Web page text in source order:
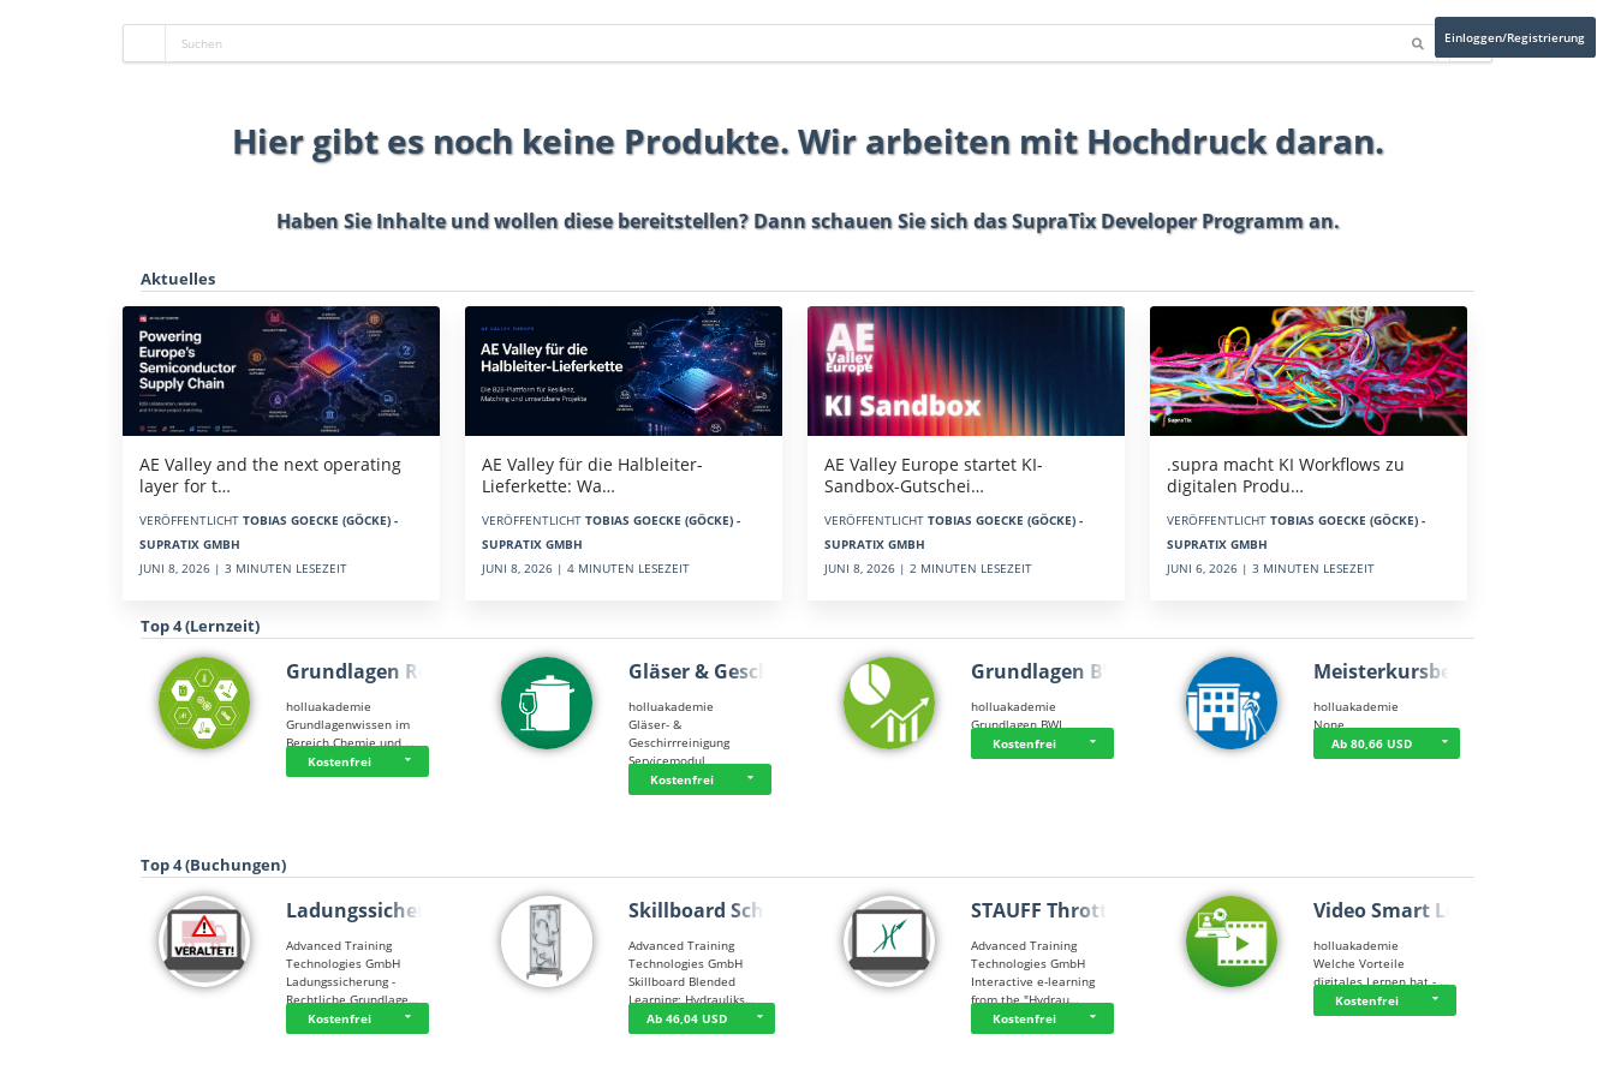
Einloggen/Registrierung
Hier gibt es noch keine Produkte. Wir arbeiten mit Hochdruck daran.
Haben Sie Inhalte und wollen diese bereitstellen? Dann schauen Sie sich dasSupraTix Developer Programman.
Aktuelles
AE Valley and the next operating
layer for t…
VERÖFFENTLICHT TOBIAS GOECKE (GÖCKE) -
SUPRATIX GMBH
JUNI 8, 2026 | 3 MINUTEN LESEZEIT
AE Valley für die Halbleiter-
Lieferkette: Wa…
VERÖFFENTLICHT TOBIAS GOECKE (GÖCKE) -
SUPRATIX GMBH
JUNI 8, 2026 | 4 MINUTEN LESEZEIT
AE Valley Europe startet KI-
Sandbox-Gutschei…
VERÖFFENTLICHT TOBIAS GOECKE (GÖCKE) -
SUPRATIX GMBH
JUNI 8, 2026 | 2 MINUTEN LESEZEIT
.supra macht KI Workflows zu
digitalen Produ…
VERÖFFENTLICHT TOBIAS GOECKE (GÖCKE) -
SUPRATIX GMBH
JUNI 6, 2026 | 3 MINUTEN LESEZEIT
Top 4 (Lernzeit)
Grundlagen Rein…
holluakademie
Grundlagenwissen im
Bereich Chemie und …
Kostenfrei
Gläser & Geschi…
holluakademie
Gläser- &
Geschirrreinigung
Servicemodul
Kostenfrei
Grundlagen BWL
holluakademie
Grundlagen BWL
Kostenfrei
Meisterkursbegl…
holluakademie
None
Ab 80,66 USD
Top 4 (Buchungen)
Ladungssicherung
Advanced Training
Technologies GmbH
Ladungssicherung -
Rechtliche Grundlage…
Kostenfrei
Skillboard Schl…
Advanced Training
Technologies GmbH
Skillboard Blended
Learning: Hydrauliks…
Ab 46,04 USD
STAUFF Throttle…
Advanced Training
Technologies GmbH
Interactive e-learning
from the "Hydrau…
Kostenfrei
Video Smart Lea…
holluakademie
Welche Vorteile
digitales Lernen hat - …
Kostenfrei